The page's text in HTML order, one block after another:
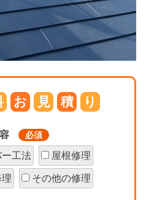
お 見 積 り
必須
ー工法 屋根修理
その他の修理